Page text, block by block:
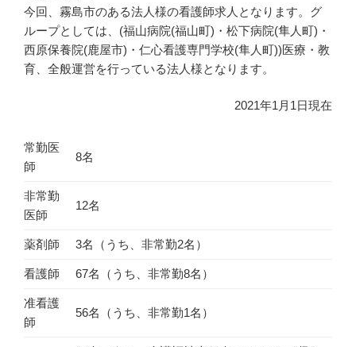
今回、霧島市のある法人様の看護師求人となります。グ
ループとしては、(福山病院(福山町)・松下病院(隼人町)・
西原保養院(鹿屋市)・仁心看護専門学校(隼人町))医療・教
育、全般運営を行っている法人様となります。
2021年1月1日現在
常勤医
師
8名
非常勤
医師
12名
薬剤師 3名（うち、非常勤2名）
看護師 67名（うち、非常勤8名）
准看護
師
56名（うち、非常勤1名）